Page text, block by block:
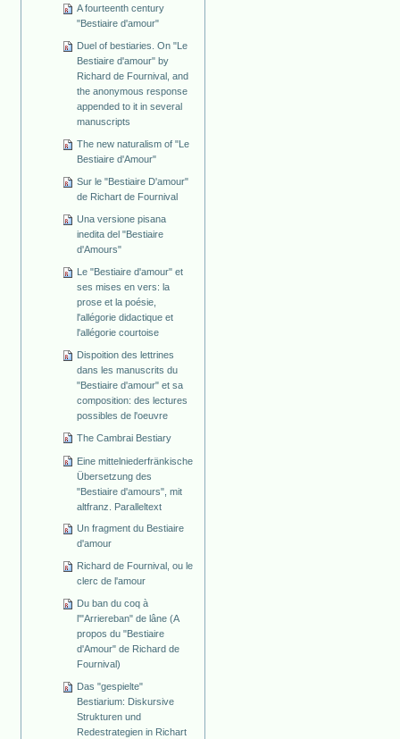
A fourteenth century
"Bestiaire d'amour"
Duel of bestiaries. On "Le
Bestiaire d'amour" by
Richard de Fournival, and
the anonymous response
appended to it in several
manuscripts
The new naturalism of "Le
Bestiaire d'Amour"
Sur le "Bestiaire D'amour"
de Richart de Fournival
Una versione pisana
inedita del "Bestiaire
d'Amours"
Le "Bestiaire d'amour" et
ses mises en vers: la
prose et la poésie,
l'allégorie didactique et
l'allégorie courtoise
Dispoition des lettrines
dans les manuscrits du
"Bestiaire d'amour" et sa
composition: des lectures
possibles de l'oeuvre
The Cambrai Bestiary
Eine mittelniederfränkische
Übersetzung des
"Bestiaire d'amours", mit
altfranz. Paralleltext
Un fragment du Bestiaire
d'amour
Richard de Fournival, ou le
clerc de l'amour
Du ban du coq à
l'"Arriereban" de lâne (A
propos du "Bestiaire
d'Amour" de Richard de
Fournival)
Das "gespielte"
Bestiarium: Diskursive
Strukturen und
Redestrategien in Richart